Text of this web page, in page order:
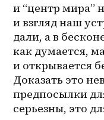
и “центр мира”
и взгляд наш
дали, а в
как думается,
и открывается
Доказать это
предпосылки
серьезны, это